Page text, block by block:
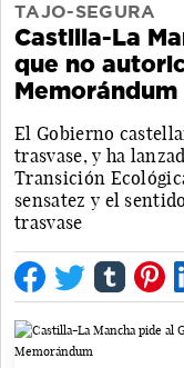
TAJO-SEGURA
Castilla-La
que no
Memorándum
El Gobierno
trasvase, y ha
Transición
sensatez y el
trasvase